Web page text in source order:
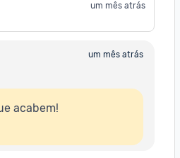
um mês atrás
um mês atrás
acabem!